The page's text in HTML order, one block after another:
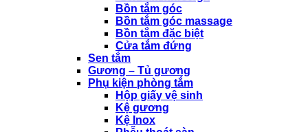
Bồn tắm góc
Bồn tắm góc massage
Bồn tắm đặc biệt
Cửa tắm đứng
Sen tắm
Gương – Tủ gương
Phụ kiện phòng tắm
Hộp giấy vệ sinh
Kệ gương
Kệ Inox